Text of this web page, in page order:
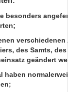
besonders
verschiedenen
des Samts,
geändert